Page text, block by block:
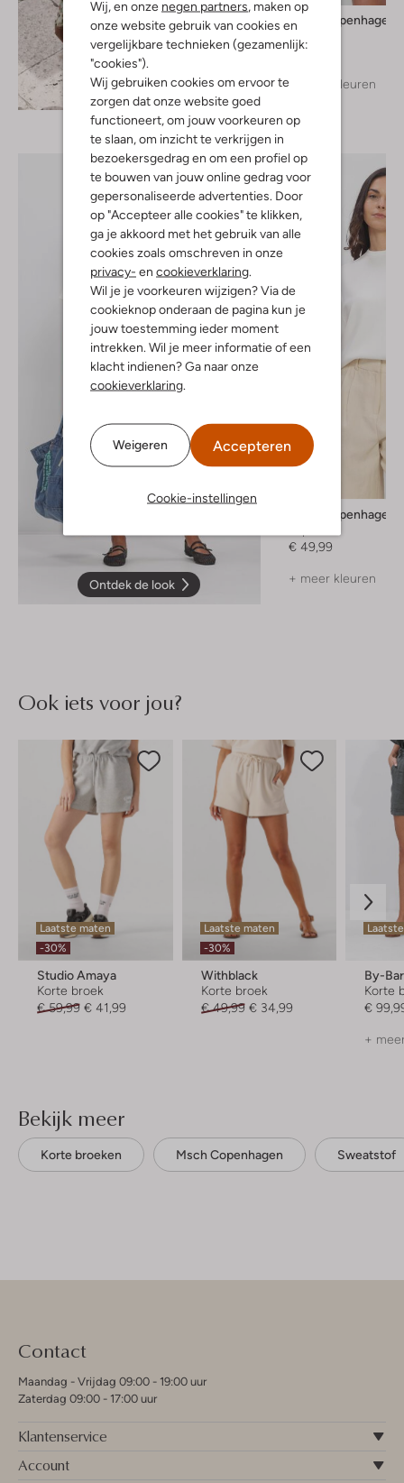
Wij, en onze negen partners , maken op
onze website gebruik van cookies en
vergelijkbare technieken (gezamenlijk:
"cookies").
Wij gebruiken cookies om ervoor te
zorgen dat onze website goed
functioneert, om jouw voorkeuren op
te slaan, om inzicht te verkrijgen in
bezoekersgedrag en om een profiel op
te bouwen van jouw online gedrag voor
gepersonaliseerde advertenties. Door
op "Accepteer alle cookies" te klikken,
ga je akkoord met het gebruik van alle
cookies zoals omschreven in onze
privacy- en cookieverklaring
Wil je je voorkeuren wijzigen? Via de
cookieknop onderaan de pagina kun je
jouw toestemming ieder moment
intrekken. Wil je meer informatie of een
klacht indienen? Ga naar onze
cookieverklaring
Weigeren Accepteren
Cookie-instellingen
Ontdek de look
Msch Copenhagen
€ 49,99
+ meer kleuren
Ontdek de look
Msch Copenhagen
€ 49,99
+ meer kleuren
Ook iets voor jou?
Laatste maten
-30%
Studio Amaya
Korte broek
€ 59,99 € 41,99
Laatste maten
-30%
Withblack
Korte broek
€ 49,99 € 34,99
By-Bar
Korte
€
+
Bekijk meer
Korte broeken Msch Copenhagen Sweatstof
Contact
Maandag - Vrijdag 09:00 - 19:00 uur
Zaterdag 09:00 - 17:00 uur
Klantenservice
Account